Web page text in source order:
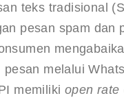
teks tradisional
pesan spam dan
pesan melalui
memiliki open rate